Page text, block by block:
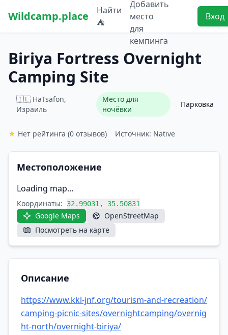
Wildcamp.place
Найти
⛺
Добавить
место
для
кемпинга
Вход
Biriya Fortress Overnight
Camping Site
🇮🇱 HaTsafon,
Израиль
Место для
ночёвки
Парковка
★ Нет рейтинга (0 отзывов) Источник: Native
Местоположение
Loading map...
Координаты: 32.99031, 35.50831
Google Maps
OpenStreetMap
Посмотреть на карте
Описание
https://www.kkl-jnf.org/tourism-and-recreation/
camping-picnic-sites/overnightcamping/overnig
ht-north/overnight-biriya/